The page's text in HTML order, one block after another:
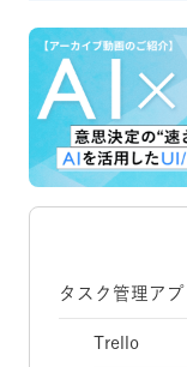
タスク管理アプ
Trello